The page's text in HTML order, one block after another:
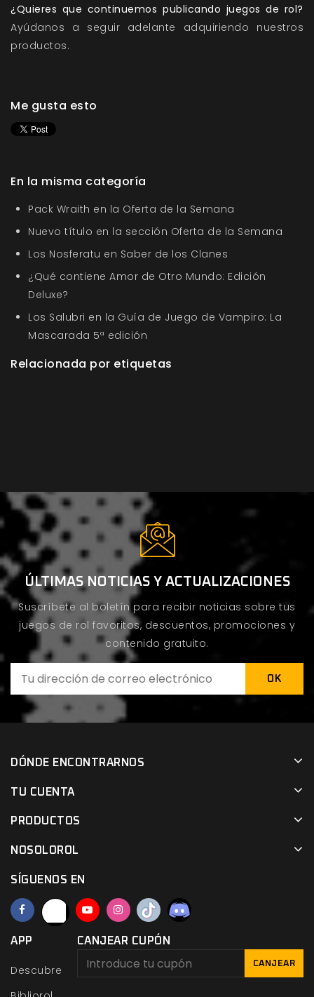
¿Quieres que continuemos publicando juegos de rol?
Ayúdanos a seguir adelante adquiriendo nuestros
productos.
Me gusta esto
En la misma categoría
Pack Wraith en la Oferta de la Semana
Nuevo título en la sección Oferta de la Semana
Los Nosferatu en Saber de los Clanes
¿Qué contiene Amor de Otro Mundo: Edición
Deluxe?
Los Salubri en la Guía de Juego de Vampiro: La
Mascarada 5ª edición
Relacionada por etiquetas
ÚLTIMAS NOTICIAS Y ACTUALIZACIONES
Suscríbete al boletín para recibir noticias sobre tus
juegos de rol favoritos, descuentos, promociones y
contenido gratuito.
DÓNDE ENCONTRARNOS
TU CUENTA
PRODUCTOS
NOSOLOROL
SÍGUENOS EN
APP
Descubre
CANJEAR CUPÓN
CANJEAR